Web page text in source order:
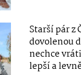
Starší pár z
dovolenou
nechce
lepší a